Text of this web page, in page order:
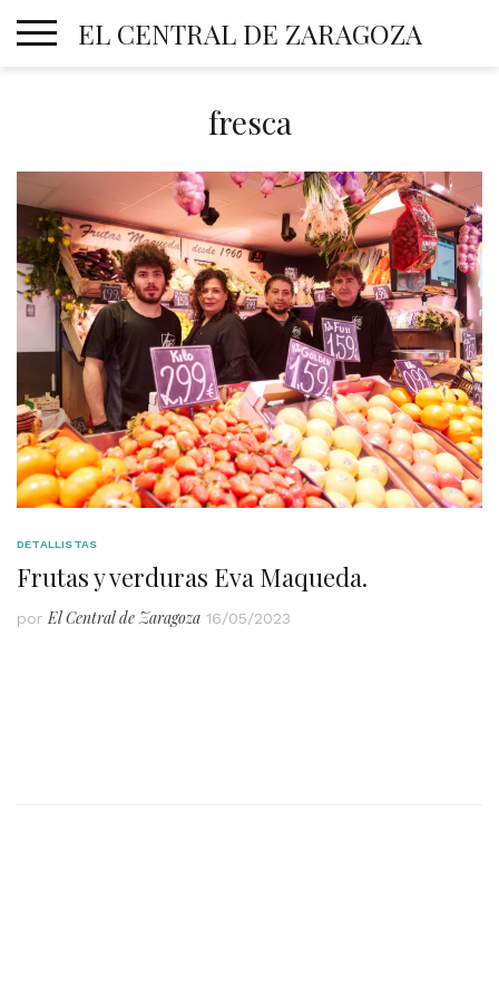
EL CENTRAL DE ZARAGOZA
fresca
DETALLISTAS
Frutas y verduras Eva Maqueda.
por El Central de Zaragoza 16/05/2023